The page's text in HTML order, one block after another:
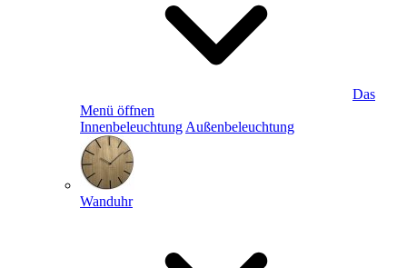
Das
Menü öffnen
Innenbeleuchtung Außenbeleuchtung
Wanduhr